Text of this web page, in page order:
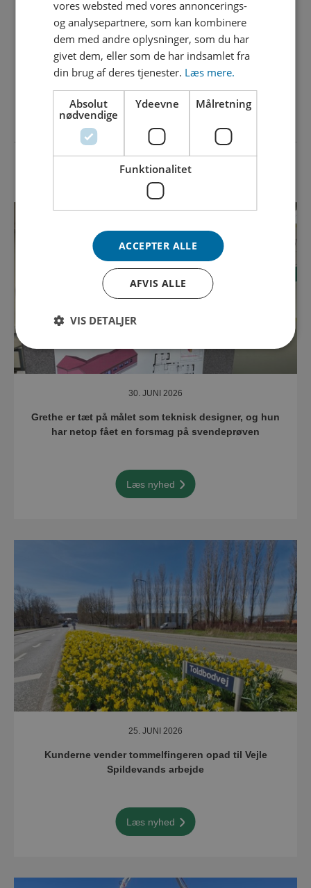
DEL NYHED
SENESTE NYHEDER
30. JUNI 2026
Grethe er tæt på målet som teknisk designer, og hun
har netop fået en forsmag på svendeprøven
Læs nyhed
25. JUNI 2026
Kunderne vender tommelfingeren opad til Vejle
Spildevands arbejde
Læs nyhed
vores websted med vores annoncerings-
og analysepartnere, som kan kombinere
dem med andre oplysninger, som du har
givet dem, eller som de har indsamlet fra
din brug af deres tjenester. Læs mere.
Absolut
nødvendige
Ydeevne Målretning
Funktionalitet
ACCEPTER ALLE
AFVIS ALLE
VIS DETALJER